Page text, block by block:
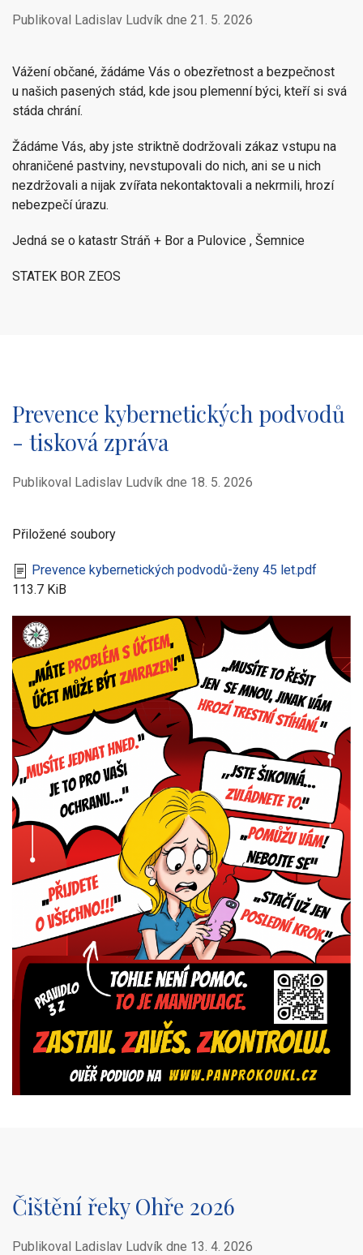
Publikoval Ladislav Ludvík dne 21. 5. 2026
Vážení občané, žádáme Vás o obezřetnost a bezpečnost
u našich pasených stád, kde jsou plemenní býci, kteří si svá
stáda chrání.
Žádáme Vás, aby jste striktně dodržovali zákaz vstupu na
ohraničené pastviny, nevstupovali do nich, ani se u nich
nezdržovali a nijak zvířata nekontaktovali a nekrmili, hrozí
nebezpečí úrazu.
Jedná se o katastr Stráň + Bor a Pulovice , Šemnice
STATEK BOR ZEOS
Prevence kybernetických podvodů
- tisková zpráva
Publikoval Ladislav Ludvík dne 18. 5. 2026
Přiložené soubory
Prevence kybernetických podvodů-ženy 45 let.pdf
113.7 KiB
Čištění řeky Ohře 2026
Publikoval Ladislav Ludvík dne 13. 4. 2026